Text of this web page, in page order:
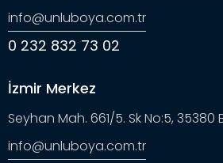
info@unluboya.com.tr
0 232 832 73 02
İzmir Merkez
Seyhan Mah. 661/5. Sk No:5, 35380
info@unluboya.com.tr